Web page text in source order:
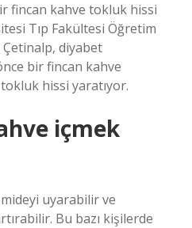
fincan kahve tokluk hissi
Tıp Fakültesi Öğretim
Çetinalp, diyabet
bir fincan kahve
hissi yaratıyor.
içmek
uyarabilir ve
Bu bazı kişilerde